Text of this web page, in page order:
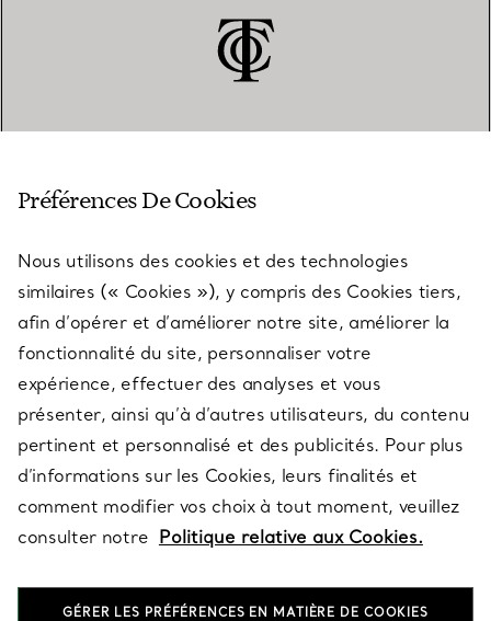
SERVICES
À PROPOS
QUESTIONS LÉGALES
SUIVEZ-NOUS
Préférences De Cookies
Nous utilisons des cookies et des technologies
similaires (« Cookies »), y compris des Cookies tiers,
afin d’opérer et d’améliorer notre site, améliorer la
fonctionnalité du site, personnaliser votre
expérience, effectuer des analyses et vous
présenter, ainsi qu’à d’autres utilisateurs, du contenu
pertinent et personnalisé et des publicités. Pour plus
d’informations sur les Cookies, leurs finalités et
comment modifier vos choix à tout moment, veuillez
consulter notre Politique relative aux Cookies.
GÉRER LES PRÉFÉRENCES EN MATIÈRE DE COOKIES